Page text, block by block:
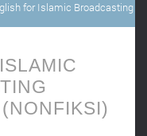
for Islamic Broadcasting